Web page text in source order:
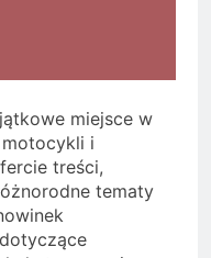
miejsce w
i
treści,
tematy